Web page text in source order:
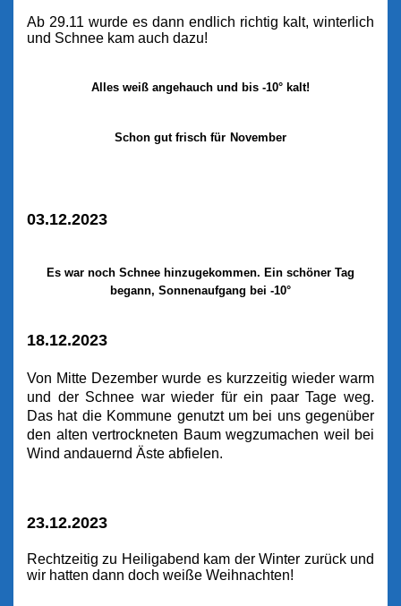
Ab 29.11 wurde es dann endlich richtig kalt, winterlich
und Schnee kam auch dazu!
Alles weiß angehauch und bis -10° kalt!
Schon gut frisch für November
03.12.2023
Es war noch Schnee hinzugekommen. Ein schöner Tag
begann, Sonnenaufgang bei -10°
18.12.2023
Von Mitte Dezember wurde es kurzzeitig wieder warm
und der Schnee war wieder für ein paar Tage weg.
Das hat die Kommune genutzt um bei uns gegenüber
den alten vertrockneten Baum wegzumachen weil bei
Wind andauernd Äste abfielen.
23.12.2023
Rechtzeitig zu Heiligabend kam der Winter zurück und
wir hatten dann doch weiße Weihnachten!